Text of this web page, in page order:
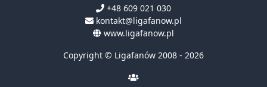
+48 609 021 030
kontakt@ligafanow.pl
www.ligafanow.pl
Copyright © Ligafanów 2008 - 2026